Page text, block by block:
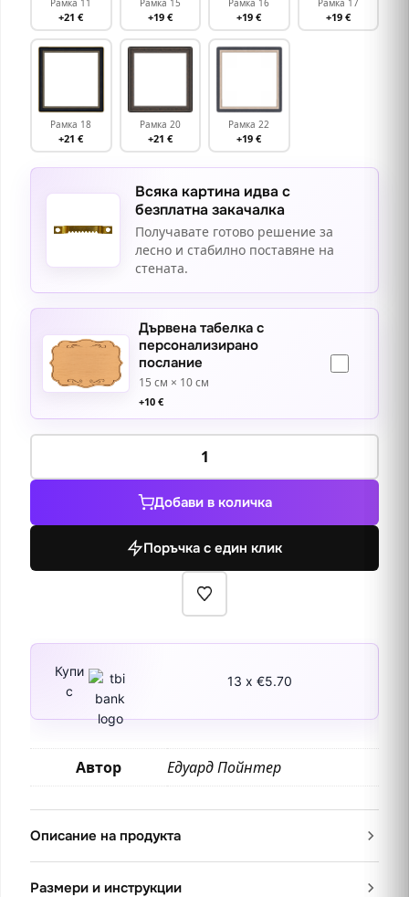
Рамка 11
+21 €
Рамка 15
+19 €
Рамка 16
+19 €
Рамка 17
+19 €
Рамка 18
+21 €
Рамка 20
+21 €
Рамка 22
+19 €
Всяка картина идва с
безплатна закачалка
Получавате готово решение за
лесно и стабилно поставяне на
стената.
Дървена табелка с
персонализирано
послание
15 см × 10 см
+10 €
количество
Портрет
момиче
Добави в количка
Поръчка с един клик
Купи
с
13 x €5.70
Автор Едуард Пойнтер
Описание на продукта
Размери и инструкции